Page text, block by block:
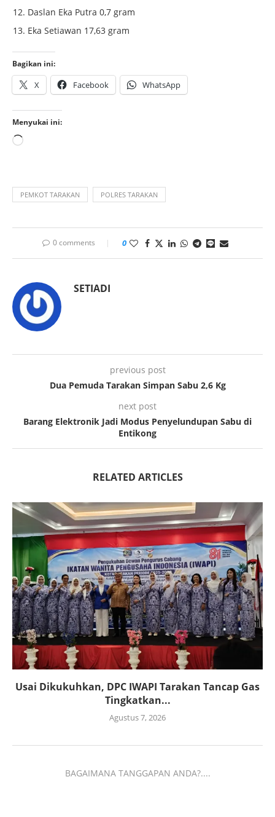
Daslan Eka Putra 0,7 gram
Eka Setiawan 17,63 gram
Bagikan ini:
X Facebook WhatsApp
Menyukai ini:
PEMKOT TARAKAN POLRES TARAKAN
0 comments 0
SETIADI
previous post
Dua Pemuda Tarakan Simpan Sabu 2,6 Kg
next post
Barang Elektronik Jadi Modus Penyelundupan Sabu di
Entikong
RELATED ARTICLES
Usai Dikukuhkan, DPC IWAPI Tarakan Tancap Gas
Tingkatkan...
Agustus 7, 2026
BAGAIMANA TANGGAPAN ANDA?....